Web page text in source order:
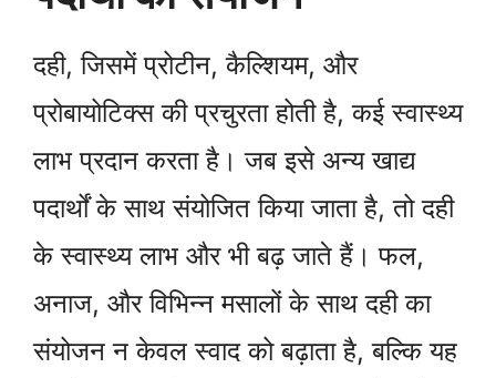
दही, जिसमें प्रोटीन, कैल्शियम, और
प्रोबायोटिक्स की प्रचुरता होती है, कई स्वास्थ्य
लाभ प्रदान करता है। जब इसे अन्य खाद्य
पदार्थों के साथ संयोजित किया जाता है, तो दही
के स्वास्थ्य लाभ और भी बढ़ जाते हैं। फल,
अनाज, और विभिन्न मसालों के साथ दही का
संयोजन न केवल स्वाद को बढ़ाता है, बल्कि यह